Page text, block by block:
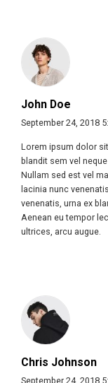
John Doe
September 24, 2018
Lorem ipsum dolor
blandit sem vel
Nullam sed est vel
lacinia nunc
venenatis, urna ex
Aenean eu tempor
ultrices, arcu augue.
Chris Johnson
September 24, 2018